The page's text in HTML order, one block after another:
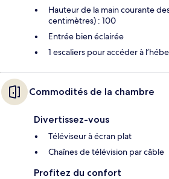
Hauteur de la main courante
centimètres) : 100
Entrée bien éclairée
1 escaliers pour accéder à
Commodités de la chambre
Divertissez-vous
Téléviseur à écran plat
Chaînes de télévision par câble
Profitez du confort